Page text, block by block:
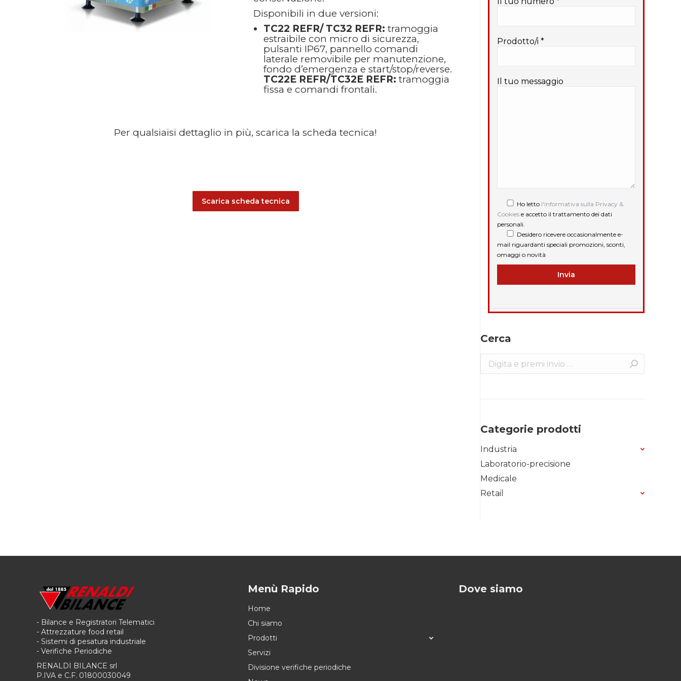
Disponibili in due versioni:
TC22 REFR/ TC32 REFR: tramoggia
estraibile con micro di sicurezza,
pulsanti IP67, pannello comandi
laterale removibile per manutenzione,
fondo d’emergenza e start/stop/reverse.
TC22E REFR/TC32E REFR: tramoggia
fissa e comandi frontali.
Per qualsiaisi dettaglio in più, scarica la scheda tecnica!
Scarica scheda tecnica
Prodotto/i *
Il tuo messaggio
Ho letto l'informativa sulla Privacy &
Cookies e accetto il trattamento dei dati
personali.
Desidero ricevere occasionalmente e-
mail riguardanti speciali promozioni, sconti,
omaggi o novità
Cerca
Search:
Categorie prodotti
Industria
Laboratorio-precisione
Medicale
Retail
- Bilance e Registratori Telematici
- Attrezzature food retail
- Sistemi di pesatura industriale
- Verifiche Periodiche
RENALDI BILANCE srl
P.IVA e C.F. 01800030049
Menù Rapido
Home
Chi siamo
Prodotti
Servizi
Divisione verifiche periodiche
Dove siamo